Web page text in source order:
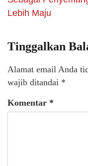
Lebih Maju
Tinggalkan
Alamat email Anda
wajib ditandai *
Komentar *